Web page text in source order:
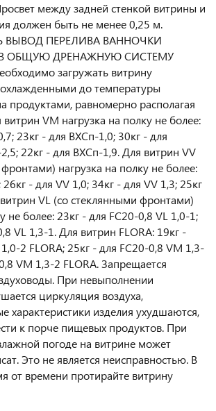
между задней стенкой витрины и
должен быть не менее 0,25 м.
ВЫВОД ПЕРЕЛИВА ВАННОЧКИ
ОБЩУЮ ДРЕНАЖНУЮ СИСТЕМУ
загружать витрину
до температуры
продуктами, равномерно располагая
витрин VМ нагрузка на полку не более:
23кг - для ВХСп-1,0; 30кг - для
22кг - для ВХСп-1,9. Для витрин VV
нагрузка на полку не более:
- для VV 1,0; 34кг - для VV 1,3; 25кг
VL (со стеклянными фронтами)
не более: 23кг - для FC20-0,8 VL 1,0-1;
VL 1,3-1. Для витрин FLORA: 19кг -
2 FLORA; 25кг - для FC20-0,8 VM 1,3-
VM 1,3-2 FLORA. Запрещается
При невыполнении
циркуляция воздуха,
характеристики изделия ухудшаются,
к порче пищевых продуктов. При
погоде на витрине может
Это не является неисправностью. В
от времени протирайте витрину